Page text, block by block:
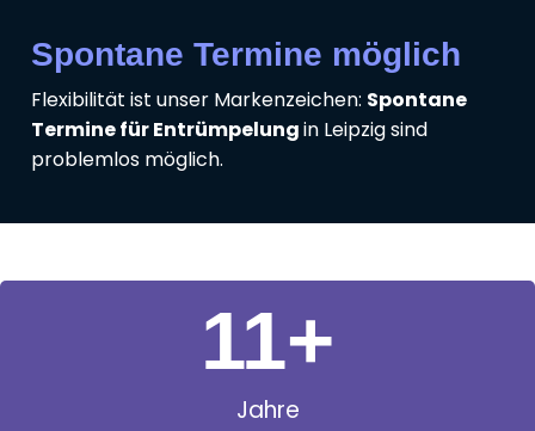
Spontane Termine möglich
Flexibilität ist unser Markenzeichen: Spontane
Termine für Entrümpelungin Leipzig sind
problemlos möglich.
Jahre
11+